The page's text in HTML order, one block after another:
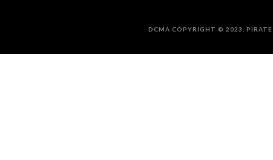
DCMA COPYRIGHT © 2023.